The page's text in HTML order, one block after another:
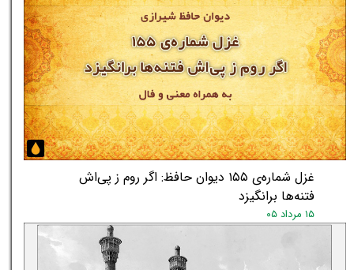
غزل شماره‌ی ۱۵۵ دیوان حافظ: اگر روم ز پی‌اش
فتنه‌ها برانگیزد
۱۵ مرداد ۰۵